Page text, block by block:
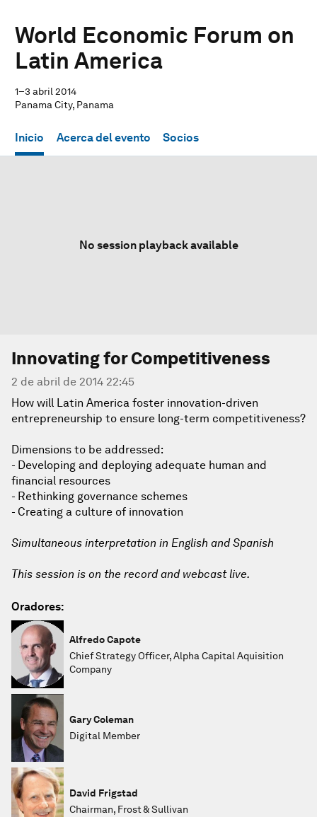
World Economic Forum on
Latin America
1–3 abril 2014
Panama City, Panama
Inicio Acerca del evento Socios
No session playback available
Innovating for Competitiveness
2 de abril de 2014 22:45
How will Latin America foster innovation-driven
entrepreneurship to ensure long-term competitiveness?
Dimensions to be addressed:
- Developing and deploying adequate human and
financial resources
- Rethinking governance schemes
- Creating a culture of innovation
Simultaneous interpretation in English and Spanish
This session is on the record and webcast live.
Oradores:
Alfredo Capote
Chief Strategy Officer, Alpha Capital Aquisition
Company
Gary Coleman
Digital Member
David Frigstad
Chairman, Frost & Sullivan